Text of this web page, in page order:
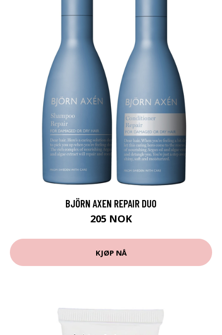
BJÖRN AXEN REPAIR DUO
205 NOK
KJØP NÅ